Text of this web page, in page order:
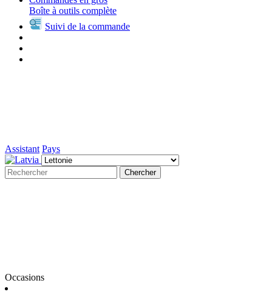
Boîte à outils complète
Suivi de la commande
Assistant Pays
Chercher
Occasions